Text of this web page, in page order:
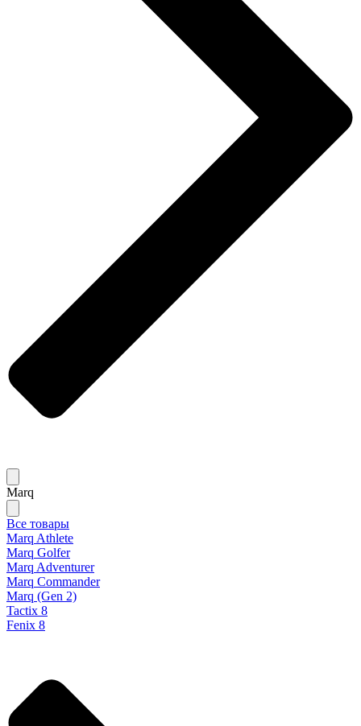
Marq
Все товары
Marq Athlete
Marq Golfer
Marq Adventurer
Marq Commander
Marq (Gen 2)
Tactix 8
Fenix 8